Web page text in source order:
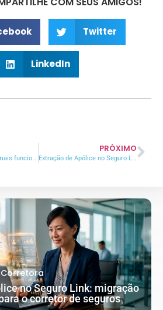
Twitter
LinkedIn
O corretor não quer mais funcionalidades. Quer mais controle.
PRÓXIMO
Extração de Apólice no Seguro Link: migração sem retrabalho para o corretor de seguros
no Seguro Link: migração
o corretor de seguros